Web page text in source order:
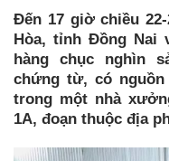
Đến 17 giờ chiều
Hòa, tỉnh Đồng Nai
hàng chục nghìn
chứng từ, có
trong một nhà
1A, đoạn thuộc địa